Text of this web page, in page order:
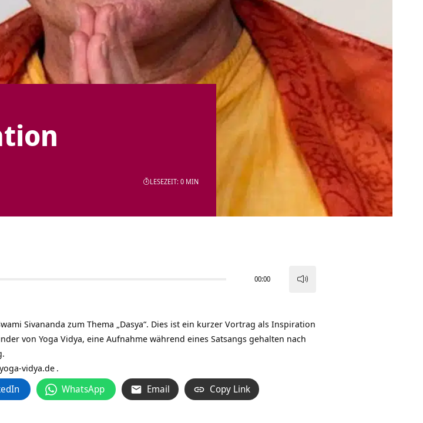
LESEZEIT: 0 MIN
00:00
Sivananda zum Thema „Dasya“. Dies ist ein kurzer Vortrag als Inspiration
von Yoga Vidya, eine Aufnahme während eines Satsangs gehalten nach
vidya.de .
WhatsApp Email Copy Link